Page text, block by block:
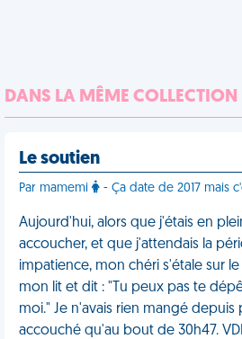
DANS LA MÊME COLLECTION
Le soutien
Par mamemi - Ça date de 2017 mais
Aujourd'hui, alors que j'étais en
accoucher, et que j'attendais la
impatience, mon chéri s'étale sur
mon lit et dit : "Tu peux pas te
moi." Je n'avais rien mangé depuis
accouché qu'au bout de 30h47.